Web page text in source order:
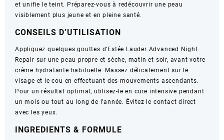
et unifie le teint. Préparez-vous à redécouvrir une peau
visiblement plus jeune et en pleine santé.
CONSEILS D’UTILISATION
Appliquez quelques gouttes d’Estée Lauder Advanced Night
Repair sur une peau propre et sèche, matin et soir, avant votre
crème hydratante habituelle. Massez délicatement sur le
visage et le cou en effectuant des mouvements ascendants.
Pour un résultat optimal, utilisez-le en cure intensive pendant
un mois ou tout au long de l’année. Évitez le contact direct
avec les yeux.
INGREDIENTS & FORMULE